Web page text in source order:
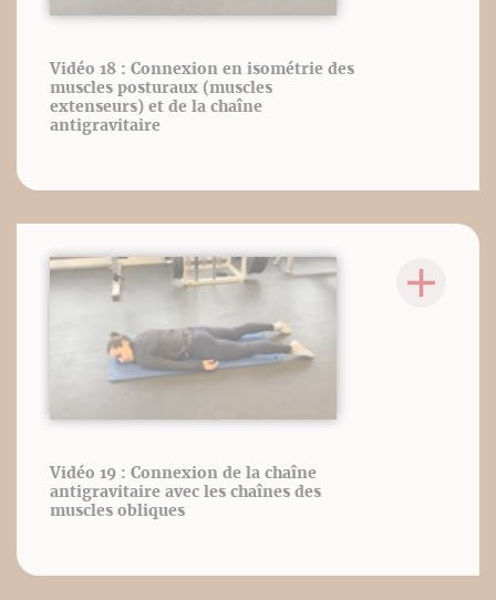
Vidéo 18 : Connexion en isométrie des
muscles posturaux (muscles
extenseurs) et de la chaîne
antigravitaire
Vidéo 19 : Connexion de la chaîne
antigravitaire avec les chaînes des
muscles obliques